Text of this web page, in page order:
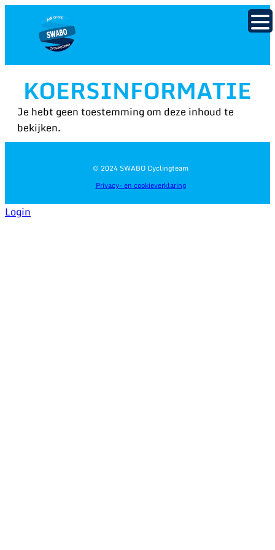
KOERSINFORMATIE
Je hebt geen toestemming om deze inhoud te
bekijken.
© 2024 SWABO Cyclingteam
Privacy- en cookieverklaring
Login